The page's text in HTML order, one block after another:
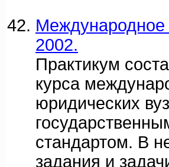
2002.
Практикум
курса
юридических
стандартом. В
задания и